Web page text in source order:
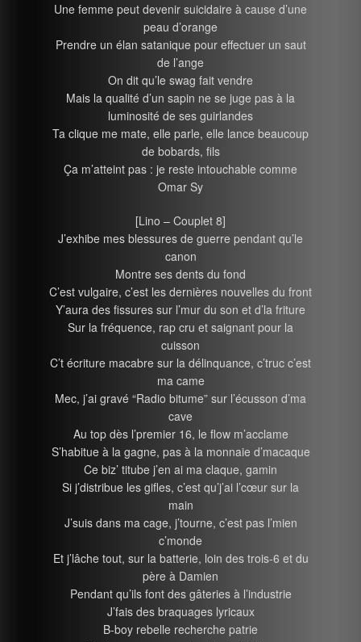
Une femme peut devenir suicidaire à cause d’une
peau d’orange
Prendre un élan satanique pour effectuer un saut
de l’ange
On dit qu’le swag fait vendre
Mais la qualité d’un sapin ne se juge pas à la
luminosité de ses guirlandes
Ta clique me mate, elle parle, elle lance beaucoup
de bobards, fils
Ça m’atteint pas : je reste intouchable comme
Omar Sy
[Lino – Couplet 8]
J’exhibe mes blessures de guerre pendant qu’le
canon
Montre ses dents du fond
C’est vulgaire, c’est les dernières nouvelles du front
Y’aura des fissures sur l’mur du son et d’la friture
Sur la fréquence, rap cru et saignant pour la
cuisson
C’t écriture macabre sur la délinquance, c’truc c’est
ma came
Mec, j’ai gravé “Radio bitume” sur l’écusson d’ma
cave
Au top dès l’premier 16, le flow m’acclame
S’habitue à la gagne, pas à la monnaie d’macaque
Ce biz’ titube j’en ai ma claque, gamin
Si j’distribue les gifles, c’est qu’j’ai l’cœur sur la
main
J’suis dans ma cage, j’tourne, c’est pas l’mien
c’monde
Et j’lâche tout, sur la batterie, loin des trois-6 et du
père à Damien
Pendant qu’ils font des gâteries à l’industrie
J’fais des braquages lyricaux
B-boy rebelle recherche patrie